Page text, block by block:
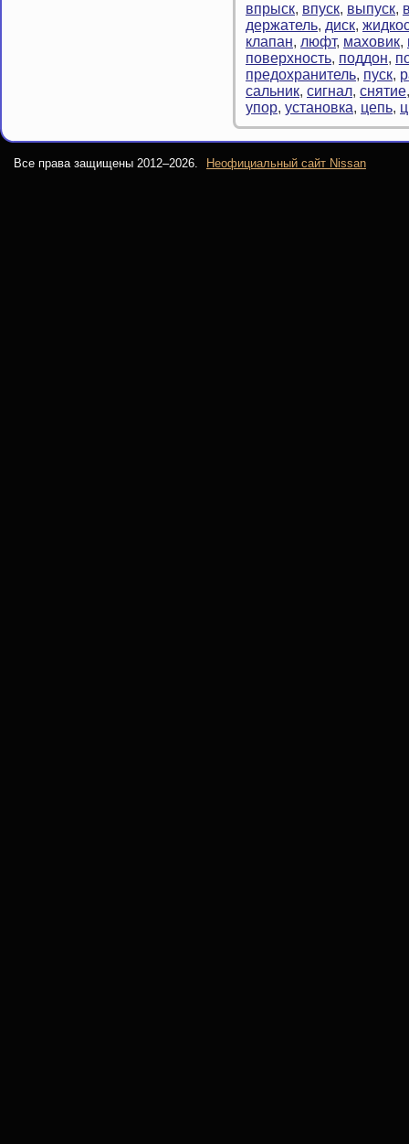
впрыск, впуск, выпуск,
держатель, диск,
клапан, люфт, маховик,
поверхность, поддон,
предохранитель, пуск,
сальник, сигнал, снятие
упор, установка, цепь,
Все права защищены 2012–2026. Неофициальный сайт Nissan